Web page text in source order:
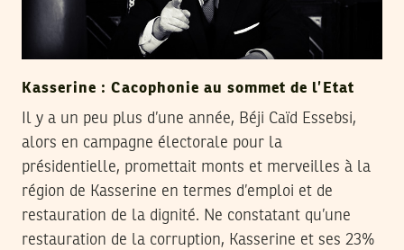
Kasserine : Cacophonie au sommet de l’Etat
Il y a un peu plus d’une année, Béji Caïd Essebsi,
alors en campagne électorale pour la
présidentielle, promettait monts et merveilles à la
région de Kasserine en termes d’emploi et de
restauration de la dignité. Ne constatant qu’une
restauration de la corruption, Kasserine et ses 23%